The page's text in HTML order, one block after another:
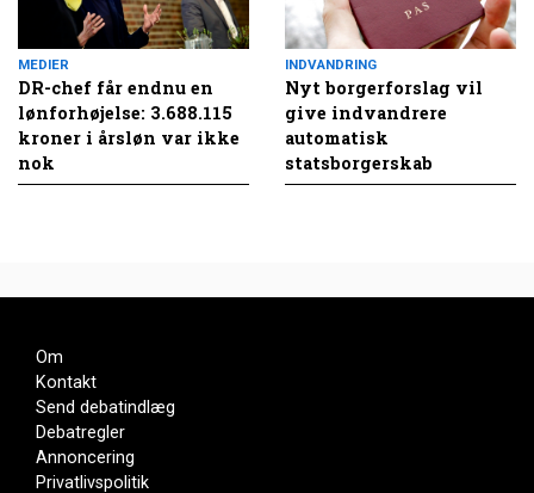
MEDIER
DR-chef får endnu en
lønforhøjelse: 3.688.115
kroner i årsløn var ikke
nok
INDVANDRING
Nyt borgerforslag vil
give indvandrere
automatisk
statsborgerskab
Om
Kontakt
Send debatindlæg
Debatregler
Annoncering
Privatlivspolitik